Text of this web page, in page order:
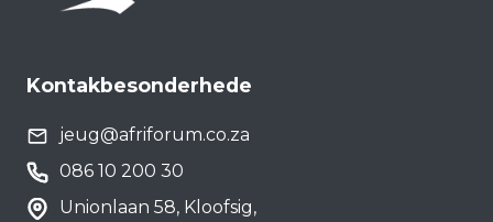
Kontakbesonderhede
jeug@afriforum.co.za
086 10 200 30
Unionlaan 58, Kloofsig,